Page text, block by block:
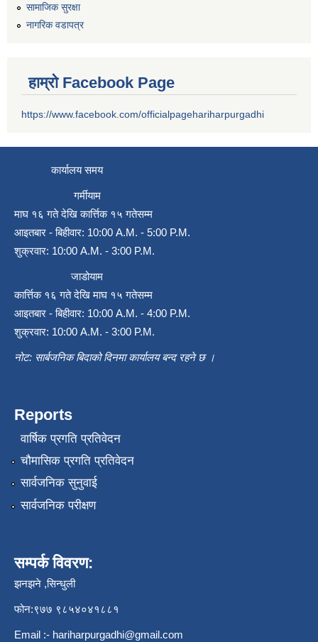
सामाजिक सुरक्षा
नागरिक वडापत्र
हाम्रो Facebook Page
https://www.facebook.com/officialpagehariharpurgadhi
कार्यालय समय
गर्मीयाम
माघ १६ गते देखि कार्त्तिक १५ गतेसम्म
आइतबार - बिहीवार: 10:00 A.M. - 5:00 P.M.
शुक्रवार: 10:00 A.M. - 3:00 P.M.
जाडोयाम
कार्त्तिक १६ गते देखि माघ १५ गतेसम्म
आइतबार - बिहीवार: 10:00 A.M. - 4:00 P.M.
शुक्रवार: 10:00 A.M. - 3:00 P.M.
नोट: सार्बजनिक बिदाको दिनमा कार्यालय बन्द रहने छ ।
Reports
वार्षिक प्रगति प्रतिवेदन
चौमासिक प्रगति प्रतिवेदन
सार्वजनिक सुनुवाई
सार्वजनिक परीक्षण
सम्पर्क विवरण:
झनझने ,सिन्धुली
फोन:९७७ ९८५४०४१८८१
Email :- hariharpurgadhi@gmail.com